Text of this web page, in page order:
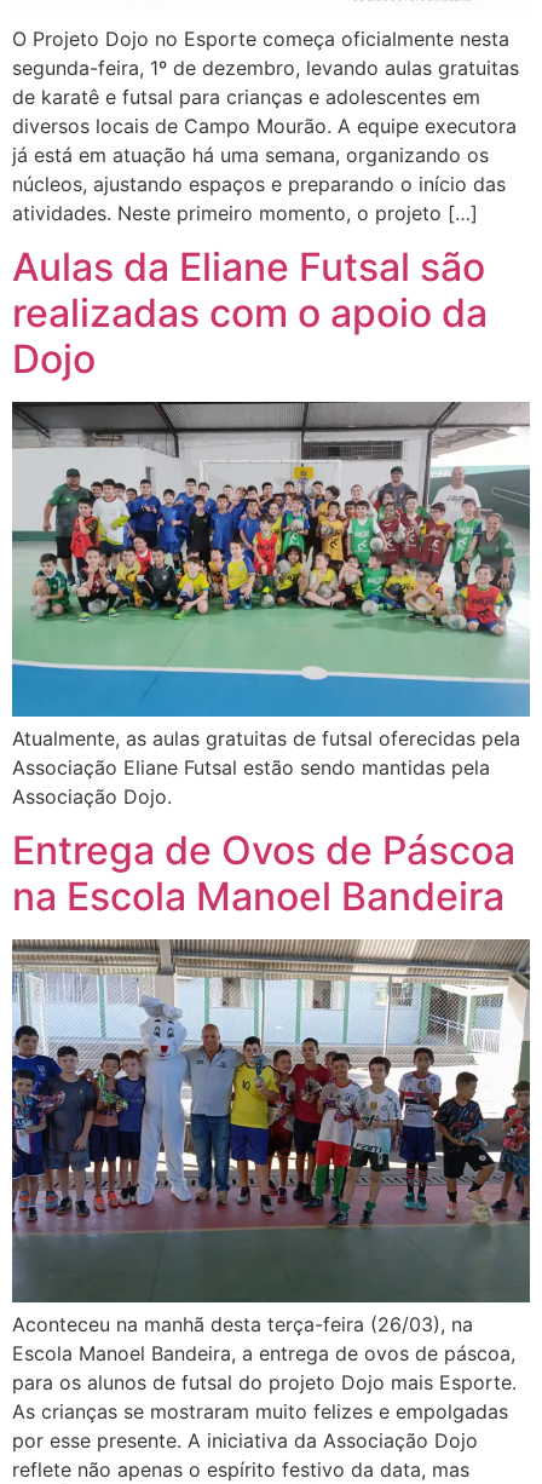
O Projeto Dojo no Esporte começa oficialmente nesta
segunda-feira, 1º de dezembro, levando aulas gratuitas
de karatê e futsal para crianças e adolescentes em
diversos locais de Campo Mourão. A equipe executora
já está em atuação há uma semana, organizando os
núcleos, ajustando espaços e preparando o início das
atividades. Neste primeiro momento, o projeto […]
Aulas da Eliane Futsal são
realizadas com o apoio da
Dojo
Atualmente, as aulas gratuitas de futsal oferecidas pela
Associação Eliane Futsal estão sendo mantidas pela
Associação Dojo.
Entrega de Ovos de Páscoa
na Escola Manoel Bandeira
Aconteceu na manhã desta terça-feira (26/03), na
Escola Manoel Bandeira, a entrega de ovos de páscoa,
para os alunos de futsal do projeto Dojo mais Esporte.
As crianças se mostraram muito felizes e empolgadas
por esse presente. A iniciativa da Associação Dojo
reflete não apenas o espírito festivo da data, mas